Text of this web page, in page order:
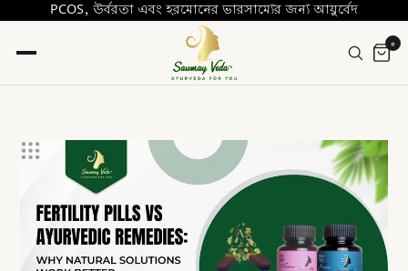
PCOS, উর্বরতা এবং হরমোনের ভারসাম্যের জন্য আয়ুর্বেদ
০